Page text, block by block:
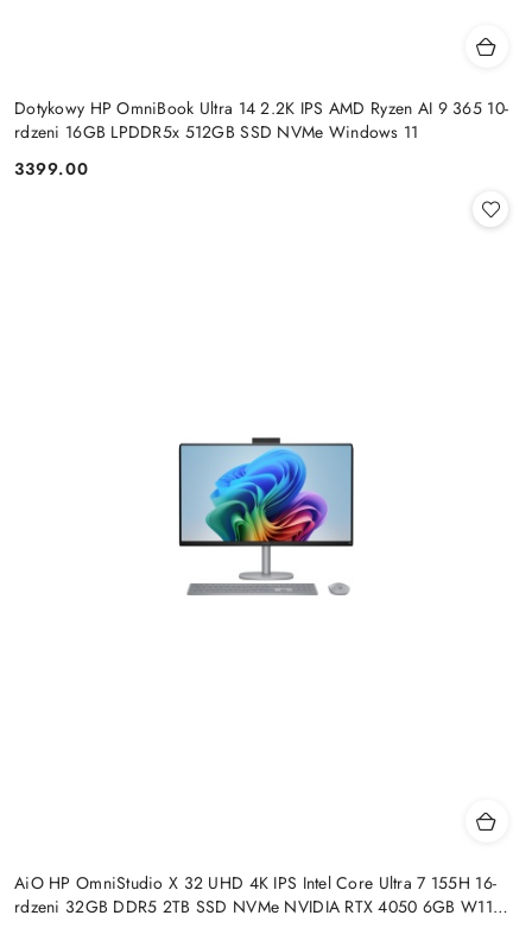
Dotykowy HP OmniBook Ultra 14 2.2K IPS AMD Ryzen AI 9 365 10-
rdzeni 16GB LPDDR5x 512GB SSD NVMe Windows 11
Cena:
3399.00
AiO HP OmniStudio X 32 UHD 4K IPS Intel Core Ultra 7 155H 16-
rdzeni 32GB DDR5 2TB SSD NVMe NVIDIA RTX 4050 6GB W11